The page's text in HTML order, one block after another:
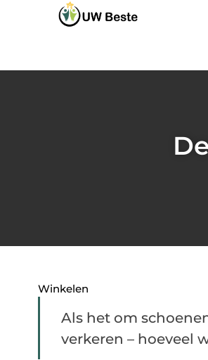
Winkelen
Als het om
verkeren – hoeveel